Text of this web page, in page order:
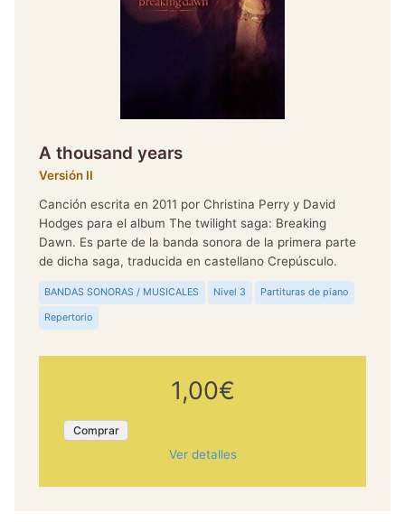
A thousand years
Versión II
Canción escrita en 2011 por Christina Perry y David
Hodges para el album The twilight saga: Breaking
Dawn. Es parte de la banda sonora de la primera parte
de dicha saga, traducida en castellano Crepúsculo.
BANDAS SONORAS / MUSICALES Nivel 3 Partituras de piano
Repertorio
1,00€
Comprar
Ver detalles